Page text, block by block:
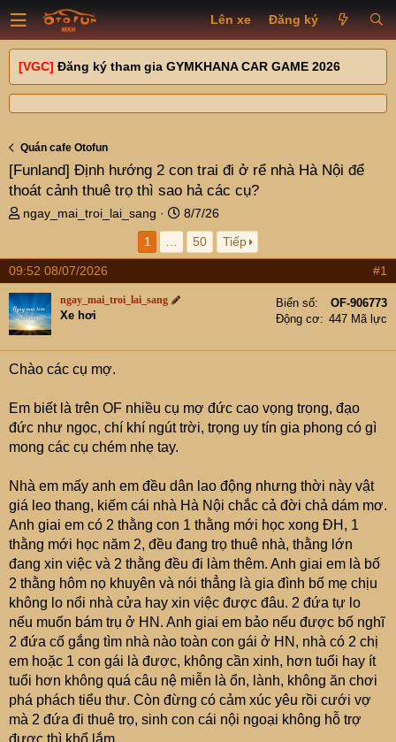
Lên xe Đăng ký
[VGC] Đăng ký tham gia GYMKHANA CAR GAME 2026
Quán cafe Otofun
[Funland] Định hướng 2 con trai đi ở rể nhà Hà Nội để
thoát cảnh thuê trọ thì sao hả các cụ?
T
e
a
d
s
t
r
r
ngay_mai_troi_lai_sang
N
g
y
8/7/26
1
50 Tiếp
09:52 08/07/2026 #1
ngay_mai_troi_lai_sang
Xe hơi
Biển số
OF-906773
Động cơ
447 Mã lực
Chào các cụ mợ.
Em biết là trên OF nhiều cụ mợ đức cao vọng trọng, đạo
đức như ngọc, chí khí ngút trời, trọng uy tín gia phong có gì
mong các cụ chém nhẹ tay.
Nhà em mấy anh em đều dân lao động nhưng thời này vật
giá leo thang, kiếm cái nhà Hà Nội chắc cả đời chả dám mơ.
Anh giai em có 2 thằng con 1 thằng mới học xong ĐH, 1
thằng mới học năm 2, đều đang trọ thuê nhà, thằng lớn
đang xin việc và 2 thằng đều đi làm thêm. Anh giai em là bố
2 thằng hôm nọ khuyên và nói thẳng là gia đình bố mẹ chịu
không lo nổi nhà cửa hay xin việc được đâu. 2 đứa tự lo
nếu muốn bám trụ ở HN. Anh giai em bảo nếu được bố nghĩ
2 đứa cố gắng tìm nhà nào toàn con gái ở HN, nhà có 2 chị
em hoặc 1 con gái là được, không cần xinh, hơn tuổi hay ít
tuổi hơn không quá câu nệ miễn là ổn, lành, không ăn chơi
phá phách tiểu thư. Còn đừng có cảm xúc yêu rồi cưới vợ
mà 2 đứa đi thuê trọ, sinh con cái nội ngoại không hỗ trợ
được thì khổ lắm.